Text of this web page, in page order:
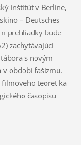
inštitút v Berlíne,
– Deutsches
prehliadky bude
zachytávajúci
s novým
v období fašizmu.
teoretika
časopisu